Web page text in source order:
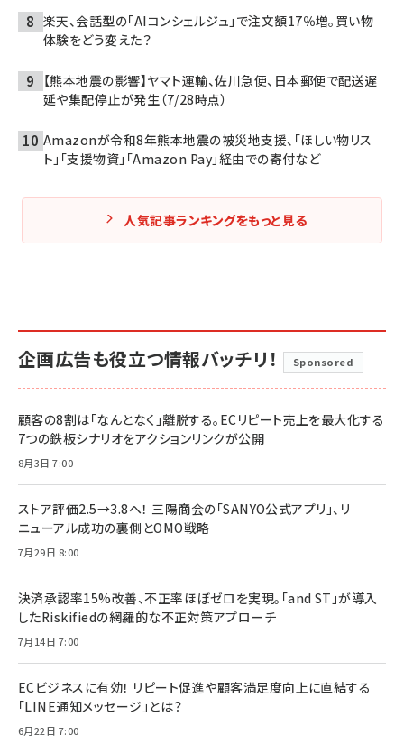
楽天、会話型の「AIコンシェルジュ」で注文額17％増。買い物
体験をどう変えた？
【熊本地震の影響】ヤマト運輸、佐川急便、日本郵便で配送遅
延や集配停止が発生（7/28時点）
Amazonが令和8年熊本地震の被災地支援、「ほしい物リス
ト」「支援物資」「Amazon Pay」経由での寄付など
人気記事ランキングをもっと見る
企画広告も役立つ情報バッチリ！ Sponsored
顧客の8割は「なんとなく」離脱する。ECリピート売上を最大化する
7つの鉄板シナリオをアクションリンクが公開
8月3日 7:00
ストア評価2.5→3.8へ！ 三陽商会の「SANYO公式アプリ」、リ
ニューアル成功の裏側とOMO戦略
7月29日 8:00
決済承認率15%改善、不正率ほぼゼロを実現。「and ST」が導入
したRiskifiedの網羅的な不正対策アプローチ
7月14日 7:00
ECビジネスに有効！ リピート促進や顧客満足度向上に直結する
「LINE通知メッセージ」とは？
6月22日 7:00